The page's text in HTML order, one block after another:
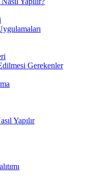
Gerekenler
Yapılır